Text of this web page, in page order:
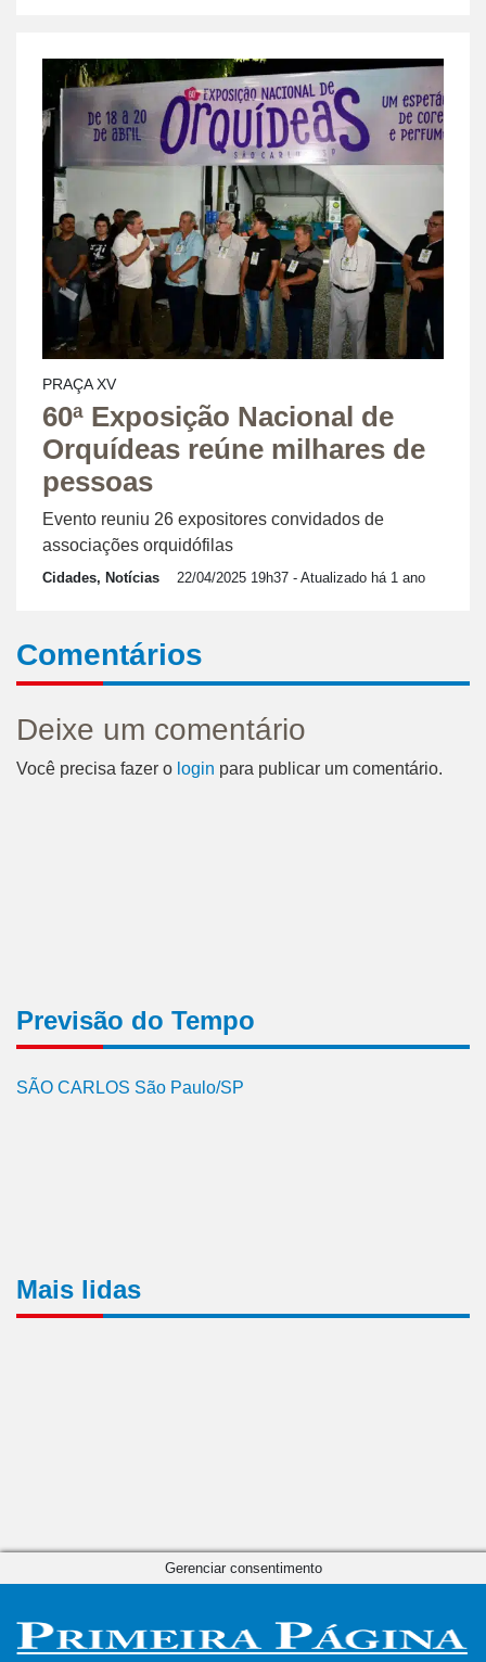
PRAÇA XV
60ª Exposição Nacional de
Orquídeas reúne milhares de
pessoas
Evento reuniu 26 expositores convidados de
associações orquidófilas
Cidades, Notícias 22/04/2025 19h37 - Atualizado há 1 ano
Comentários
Deixe um comentário
Você precisa fazer o login para publicar um comentário.
Previsão do Tempo
SÃO CARLOS São Paulo/SP
Mais lidas
Gerenciar consentimento